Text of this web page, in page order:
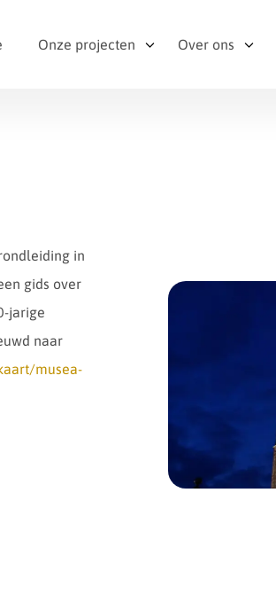
Onze projecten Over ons
in
gids over
jarige
naar
musea-